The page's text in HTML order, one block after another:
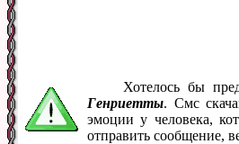
Хотелось бы
Генриетты. Смс
эмоции у человека,
отправить сообщение,